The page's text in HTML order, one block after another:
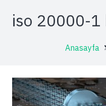
iso 20000-1
Anasayfa